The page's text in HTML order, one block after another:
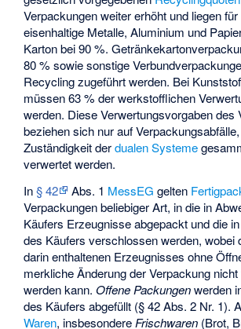
Verpackungen weiter erhöht und liegen
eisenhaltige Metalle, Aluminium und
Karton bei 90 %.
80 % sowie sonstige
Recycling zugeführt werden. Bei
müssen 63 % der werkstofflichen
werden. Diese Verwertungsvorgaben des
beziehen sich nur auf
Zuständigkeit derdualen Systeme
verwertet werden.
In§ 42 Abs. 1 MessEG gelten
Verpackungen beliebiger Art, in die in
Käufers Erzeugnisse abgepackt und die
des Käufers verschlossen werden, wobei
darin enthaltenen Erzeugnisses ohne
merkliche Änderung der Verpackung
werden kann.Offene Packungenwerden
des Käufers abgefüllt (§ 42 Abs. 2 Nr. 1).
Waren, insbesondereFrischwaren (Brot,